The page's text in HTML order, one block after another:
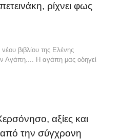
ρίχνει φως
βιβλίου της Ελένης
Αγάπη.... Η αγάπη μας οδηγεί
αξίες και
από την σύγχρονη